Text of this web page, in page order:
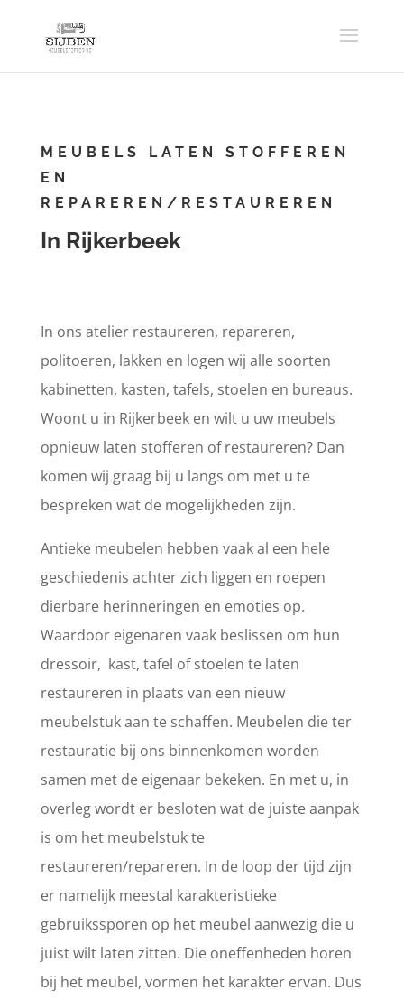
MEUBELS LATEN STOFFEREN
EN
REPAREREN/RESTAUREREN
In Rijkerbeek
In ons atelier restaureren, repareren,
politoeren, lakken en logen wij alle soorten
kabinetten, kasten, tafels, stoelen en bureaus.
Woont u in Rijkerbeek en wilt u uw meubels
opnieuw laten stofferen of restaureren? Dan
komen wij graag bij u langs om met u te
bespreken wat de mogelijkheden zijn.
Antieke meubelen hebben vaak al een hele
geschiedenis achter zich liggen en roepen
dierbare herinneringen en emoties op.
Waardoor eigenaren vaak beslissen om hun
dressoir, kast, tafel of stoelen te laten
restaureren in plaats van een nieuw
meubelstuk aan te schaffen. Meubelen die ter
restauratie bij ons binnenkomen worden
samen met de eigenaar bekeken. En met u, in
overleg wordt er besloten wat de juiste aanpak
is om het meubelstuk te
restaureren/repareren. In de loop der tijd zijn
er namelijk meestal karakteristieke
gebruikssporen op het meubel aanwezig die u
juist wilt laten zitten. Die oneffenheden horen
bij het meubel, vormen het karakter ervan. Dus